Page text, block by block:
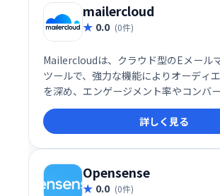
mailercloud
0.0 (0件)
Mailercloudは、クラウド型のEメール
ツールで、強力な機能によりオーディ
を深め、エンゲージメント率やコンバ
を支援します。直感的なインターフェ
能で、マーケティングキャンペーンを効
たい企業に最適です。
詳しく見る
Opensense
0.0 (0件)